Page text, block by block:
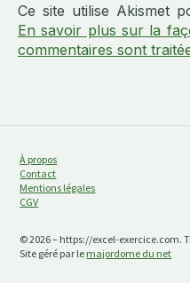
Ce site utilise Akismet
En savoir plus sur la
commentaires sont
À propos
Contact
Mentions légales
CGV
© 2026 – https://excel-exercice.com.
Site géré par le majordome du net